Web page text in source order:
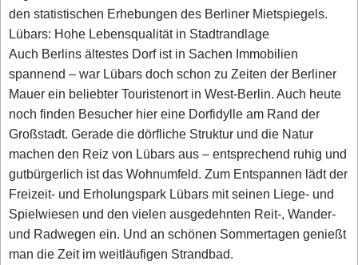
den statistischen Erhebungen des Berliner Mietspiegels.
Lübars: Hohe Lebensqualität in Stadtrandlage
Auch Berlins ältestes Dorf ist in Sachen Immobilien
spannend – war Lübars doch schon zu Zeiten der Berliner
Mauer ein beliebter Touristenort in West-Berlin. Auch heute
noch finden Besucher hier eine Dorfidylle am Rand der
Großstadt. Gerade die dörfliche Struktur und die Natur
machen den Reiz von Lübars aus – entsprechend ruhig und
gutbürgerlich ist das Wohnumfeld. Zum Entspannen lädt der
Freizeit- und Erholungspark Lübars mit seinen Liege- und
Spielwiesen und den vielen ausgedehnten Reit-, Wander-
und Radwegen ein. Und an schönen Sommertagen genießt
man die Zeit im weitläufigen Strandbad.